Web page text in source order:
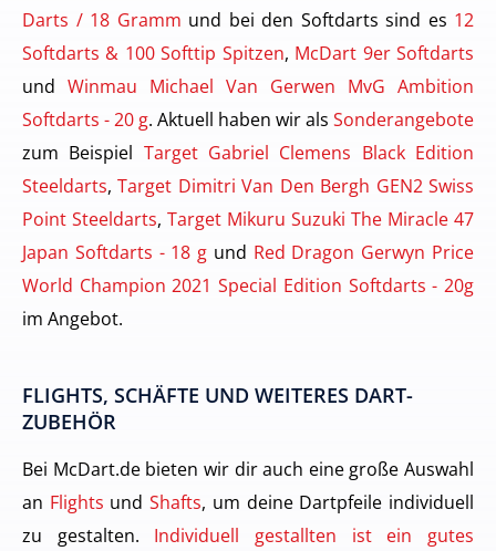
Darts / 18 Gramm und bei den Softdarts sind es 12
Softdarts & 100 Softtip Spitzen, McDart 9er Softdarts
und Winmau Michael Van Gerwen MvG Ambition
Softdarts - 20 g. Aktuell haben wir als Sonderangebote
zum Beispiel Target Gabriel Clemens Black Edition
Steeldarts,Target Dimitri Van Den Bergh GEN2 Swiss
Point Steeldarts, Target Mikuru Suzuki The Miracle 47
Japan Softdarts - 18 g und Red Dragon Gerwyn Price
World Champion 2021 Special Edition Softdarts - 20g
im Angebot.
FLIGHTS, SCHÄFTE UND WEITERES DART-
ZUBEHÖR
Bei McDart.de bieten wir dir auch eine große Auswahl
an Flights undShafts, um deine Dartpfeile individuell
zu gestalten. Individuell gestallten ist ein gutes